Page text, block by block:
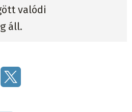
valódi
áll.